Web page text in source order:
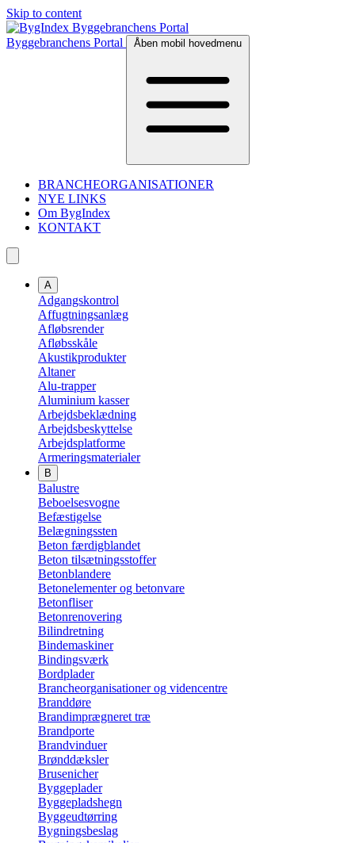
Skip to content
Byggebranchens Portal Åben mobil hovedmenu
BRANCHEORGANISATIONER
NYE LINKS
Om BygIndex
KONTAKT
A
Adgangskontrol
Affugtningsanlæg
Afløbsrender
Afløbsskåle
Akustikprodukter
Altaner
Alu-trapper
Aluminium kasser
Arbejdsbeklædning
Arbejdsbeskyttelse
Arbejdsplatforme
Armeringsmaterialer
B
Balustre
Beboelsesvogne
Befæstigelse
Belægningssten
Beton færdigblandet
Beton tilsætningsstoffer
Betonblandere
Betonelementer og betonvare
Betonfliser
Betonrenovering
Bilindretning
Bindemaskiner
Bindingsværk
Bordplader
Brancheorganisationer og videncentre
Branddøre
Brandimprægneret træ
Brandporte
Brandvinduer
Brønddæksler
Brusenicher
Byggeplader
Byggepladshegn
Byggeudtørring
Bygningsbeslag